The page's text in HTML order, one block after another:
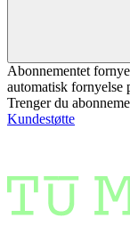
Abonnementet
automatisk fornyelse
Trenger du
Kundestøtte